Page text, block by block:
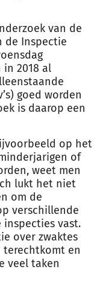
van de
de Inspectie
2018 al
goed worden
is daarop een
op het
of
weet men
lukt het niet
om de
verschillende
vast.
over zwaktes
en
veel taken